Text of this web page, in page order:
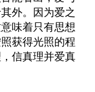
外。因为爱之
味着只有思想
获得光照的程
信真理并爱真